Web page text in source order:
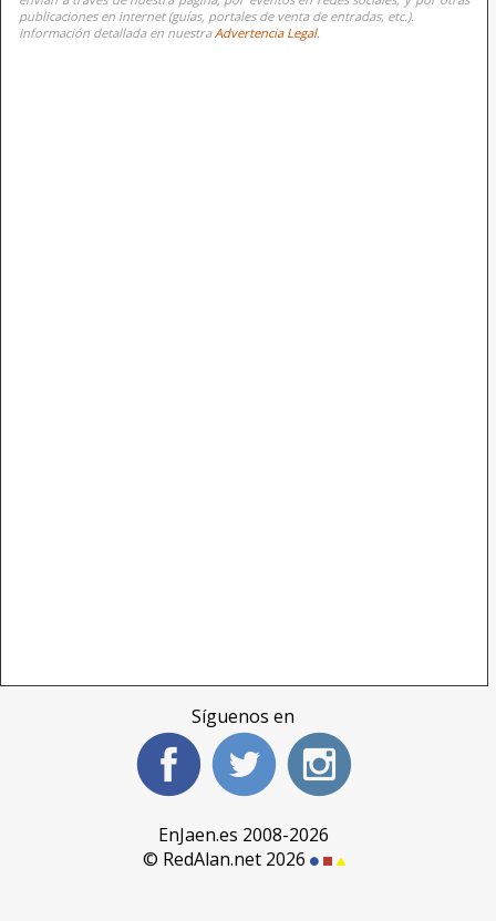
publicaciones en internet (guías, portales de venta de entradas, etc.).
Información detallada en nuestraAdvertencia Legal.
Síguenos en
EnJaen.es 2008-2026
© RedAlan.net 2026